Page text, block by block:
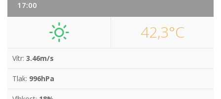
17:00
42,3°C
Vítr: 3.46m/s
Tlak: 996hPa